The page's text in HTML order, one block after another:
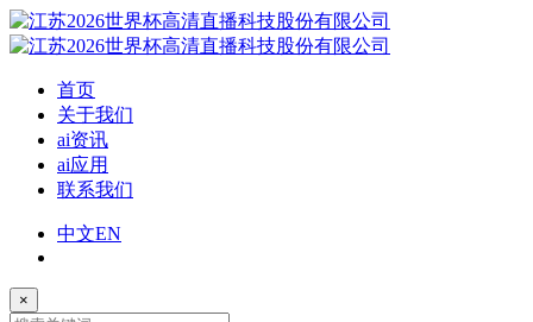
首页
关于我们
ai资讯
ai应用
联系我们
中文EN
×